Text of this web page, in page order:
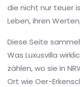
die nicht nur teuer
Leben, ihren
Diese Seite
Was Luxusvilla
zählen, wo sie in
Ort wie Oer-